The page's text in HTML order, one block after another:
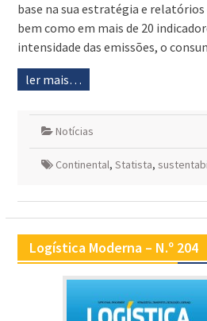
base na sua estratégia e
bem como em mais de 20
intensidade das emissões, o
ler mais…
Notícias
Continental, Statista,
Logística Moderna – N.º 204